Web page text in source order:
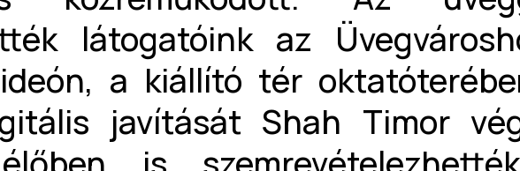
látogatóink az
a kiállító tér
javítását Shah Timor